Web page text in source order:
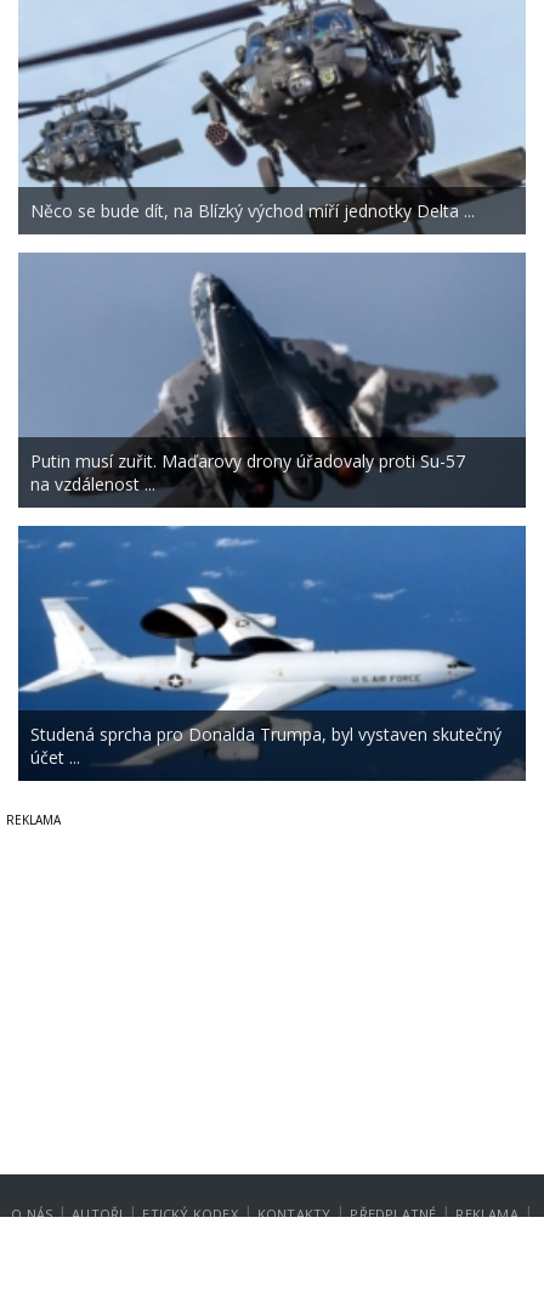
Něco se bude dít, na Blízký východ míří jednotky Delta ...
Putin musí zuřit. Maďarovy drony úřadovaly proti Su-57
na vzdálenost ...
Studená sprcha pro Donalda Trumpa, byl vystaven skutečný
účet ...
O NÁS | AUTOŘI | ETICKÝ KODEX | KONTAKTY | PŘEDPLATNÉ | REKLAMA |